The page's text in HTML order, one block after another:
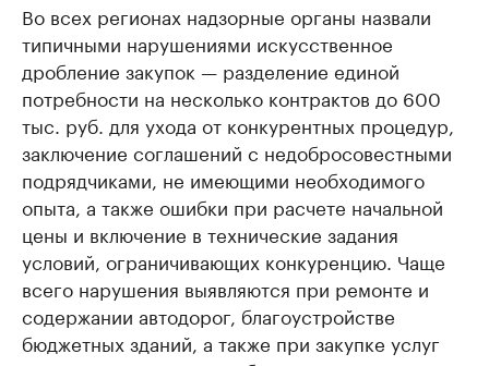
Во всех регионах надзорные органы назвали
типичными нарушениями искусственное
дробление закупок — разделение единой
потребности на несколько контрактов до 600
тыс. руб. для ухода от конкурентных процедур,
заключение соглашений с недобросовестными
подрядчиками, не имеющими необходимого
опыта, а также ошибки при расчете начальной
цены и включение в технические задания
условий, ограничивающих конкуренцию. Чаще
всего нарушения выявляются при ремонте и
содержании автодорог, благоустройстве
бюджетных зданий, а также при закупке услуг